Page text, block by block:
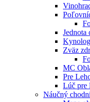
Jednota
Zväz
MC
Pre
Lúč pre
Náučný